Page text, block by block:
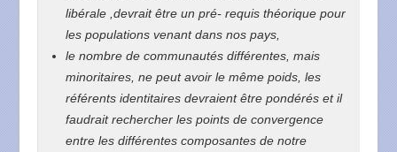
libérale ,devrait être un pré- requis théorique pour
les populations venant dans nos pays,
le nombre de communautés différentes, mais
minoritaires, ne peut avoir le même poids, les
référents identitaires devraient être pondérés et il
faudrait rechercher les points de convergence
entre les différentes composantes de notre